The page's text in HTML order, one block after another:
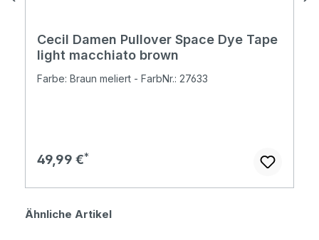
Cecil Damen Pullover Space Dye Tape
light macchiato brown
Farbe: Braun meliert - FarbNr.: 27633
Regulärer Preis:
49,99 €
Produktgalerie überspringen
Ähnliche Artikel